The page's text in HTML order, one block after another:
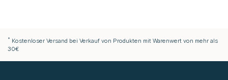
* Kostenloser Versand bei Verkauf von Produkten mit Warenwert von mehr als
30€